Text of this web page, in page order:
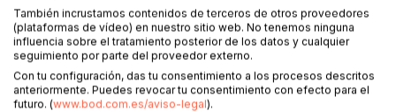
¿Crees que te ves y sientes con más edad de la que en
realidad posees?
¿Has empezado a notar muchas arrugas?
¿Quieres perder peso?
¿Sientes que es muy tarde para buscar ayuda?
También incrustamos contenidos de terceros de otros proveedores
(plataformas de vídeo) en nuestro sitio web. No tenemos ninguna
influencia sobre el tratamiento posterior de los datos y cualquier
seguimiento por parte del proveedor externo.
Con tu configuración, das tu consentimiento a los procesos descritos
anteriormente. Puedes revocar tu consentimiento con efecto para el
futuro. (www.bod.com.es/aviso-legal).